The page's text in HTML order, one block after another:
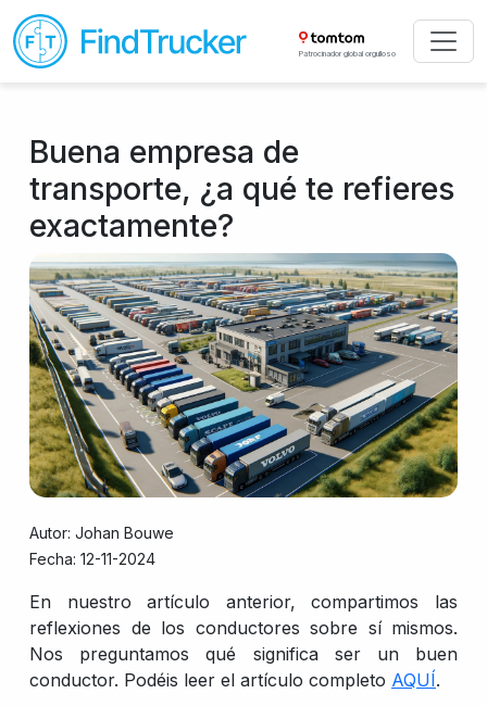
Patrocinador global orgulloso
Buena empresa de
transporte, ¿a qué te refieres
exactamente?
Autor: Johan Bouwe
Fecha: 12-11-2024
En nuestro artículo anterior, compartimos las
reflexiones de los conductores sobre sí mismos.
Nos preguntamos qué significa ser un buen
conductor. Podéis leer el artículo completo AQUÍ.